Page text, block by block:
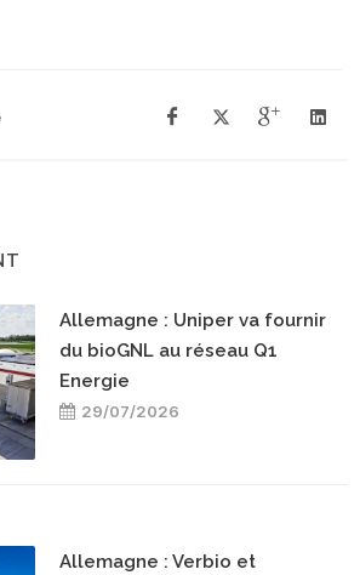
Allemagne : Uniper va fournir
du bioGNL au réseau Q1
Energie
29/07/2026
Allemagne : Verbio et